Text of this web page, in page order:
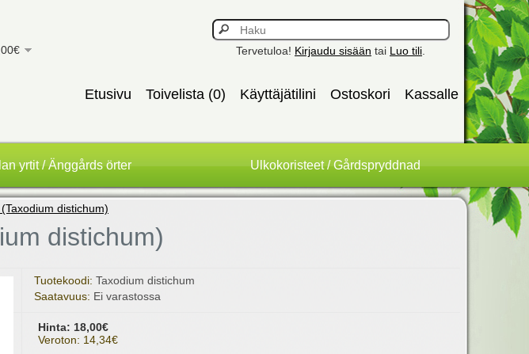
Tervetuloa! Kirjaudu sisään tai Luo tili
Etusivu Toivelista (0) Käyttäjätilini Ostoskori Kassalle
yrtit / Änggårds örter Ulkokoristeet / Gårdspryddnad
distichum)
distichum)
Tuotekoodi: Taxodium distichum
Saatavuus: Ei varastossa
Hinta: 18,00€
Veroton: 14,34€